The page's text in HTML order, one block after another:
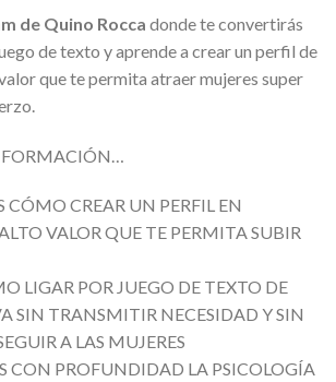
de Quino Rocca donde te convertirás
de texto y aprende a crear un perfil de
que te permita atraer mujeres super
CÓMO CREAR UN PERFIL EN
VALOR QUE TE PERMITA SUBIR
LIGAR POR JUEGO DE TEXTO DE
SIN TRANSMITIR NECESIDAD Y SIN
A LAS MUJERES
CON PROFUNDIDAD LA PSICOLOGÍA